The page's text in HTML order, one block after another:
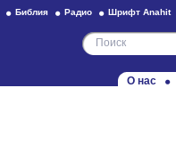
Библия Радио Шрифт Anahit
О нас